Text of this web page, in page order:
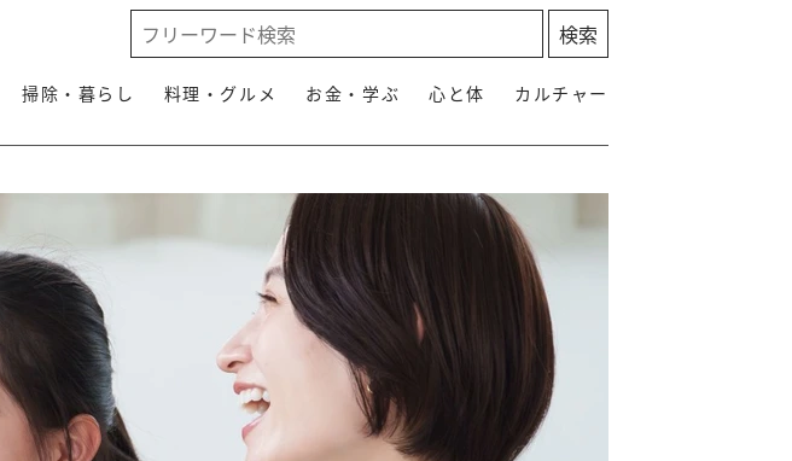
掃除・暮らし 料理・グルメ お金・学ぶ 心と体 カルチャー